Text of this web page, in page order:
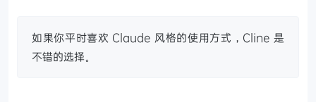
如果你平时喜欢 Claude 风格的使用方式，Cline 是
不错的选择。